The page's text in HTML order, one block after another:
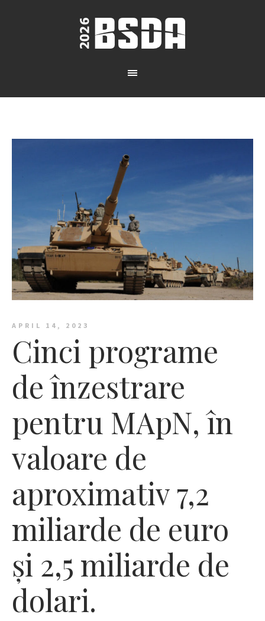
APRIL 14, 2023
Cinci programe
de înzestrare
pentru MApN, în
valoare de
aproximativ 7,2
miliarde de euro
și 2,5 miliarde de
dolari.